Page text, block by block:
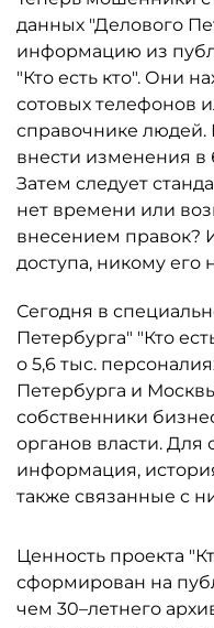
данных "Делового
информацию из
"Кто есть кто". Они
сотовых телефонов
справочнике людей.
внести изменения в
Затем следует
нет времени или
внесением правок?
доступа, никому его
Сегодня в
Петербурга" "Кто
о 5,6 тыс.
Петербурга и
собственники
органов власти. Для
информация,
также связанные с
Ценность проекта
сформирован на
чем 30–летнего